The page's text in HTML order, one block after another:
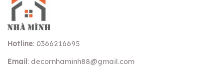
Hotline: 0366216695
Email: decornhaminh88@gmail.com